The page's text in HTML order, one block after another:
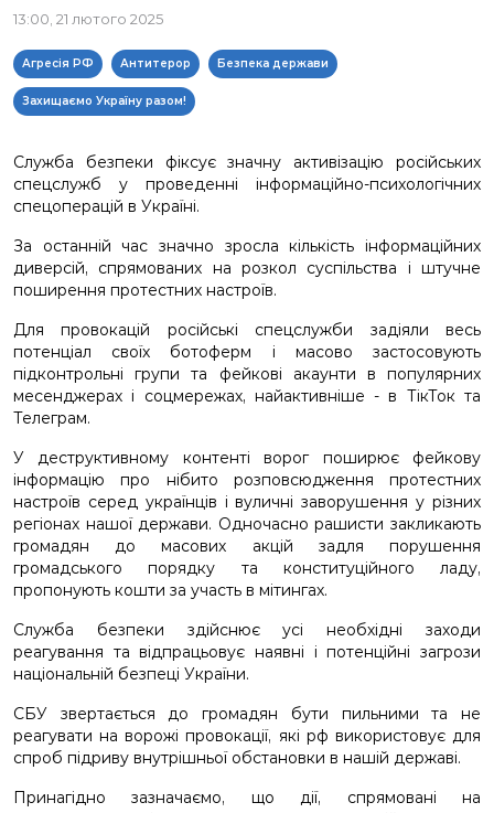
13:00, 21 лютого 2025
Агресія РФ Антитерор Безпека держави
Захищаємо Україну разом!
Служба безпеки фіксує значну активізацію російських
спецслужб у проведенні інформаційно-психологічних
спецоперацій в Україні.
За останній час значно зросла кількість інформаційних
диверсій, спрямованих на розкол суспільства і штучне
поширення протестних настроїв.
Для провокацій російські спецслужби задіяли весь
потенціал своїх ботоферм і масово застосовують
підконтрольні групи та фейкові акаунти в популярних
месенджерах і соцмережах, найактивніше - в ТікТок та
Телеграм.
У деструктивному контенті ворог поширює фейкову
інформацію про нібито розповсюдження протестних
настроїв серед українців і вуличні заворушення у різних
регіонах нашої держави. Одночасно рашисти закликають
громадян до масових акцій задля порушення
громадського порядку та конституційного ладу,
пропонують кошти за участь в мітингах.
Служба безпеки здійснює усі необхідні заходи
реагування та відпрацьовує наявні і потенційні загрози
національній безпеці України.
СБУ звертається до громадян бути пильними та не
реагувати на ворожі провокації, які рф використовує для
спроб підриву внутрішньої обстановки в нашій державі.
Принагідно зазначаємо, що дії, спрямовані на